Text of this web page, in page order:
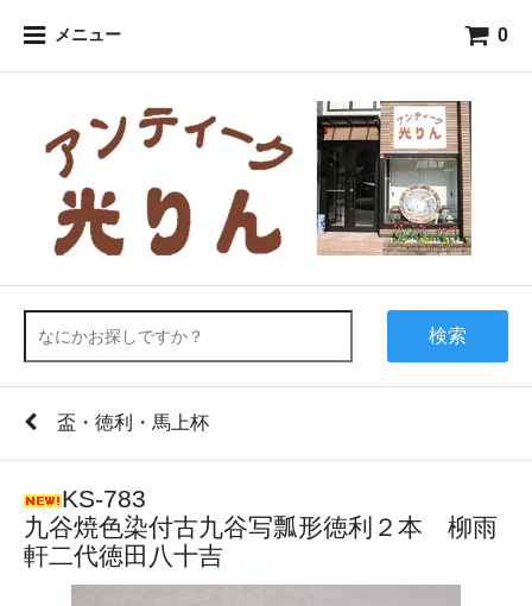
メニュー 0
検索
盃・徳利・馬上杯
KS-783
九谷焼色染付古九谷写瓢形徳利２本 柳雨
軒二代徳田八十吉